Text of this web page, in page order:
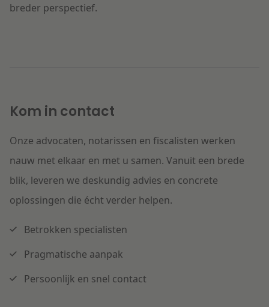
breder perspectief.
Kom in contact
Onze advocaten, notarissen en fiscalisten werken
nauw met elkaar en met u samen. Vanuit een brede
blik, leveren we deskundig advies en concrete
oplossingen die écht verder helpen.
Betrokken specialisten
Pragmatische aanpak
Persoonlijk en snel contact